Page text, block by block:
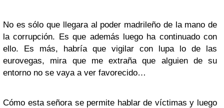
No es sólo que llegara al poder madrileño de la mano de
la corrupción. Es que además luego ha continuado con
ello. Es más, habría que vigilar con lupa lo de las
eurovegas, mira que me extraña que alguien de su
entorno no se vaya a ver favorecido…
Cómo esta señora se permite hablar de víctimas y luego